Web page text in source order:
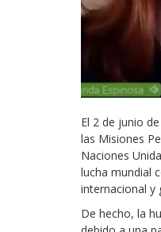
El 2 de junio
las Misiones
Naciones
lucha mundial
internacional y
De hecho, la